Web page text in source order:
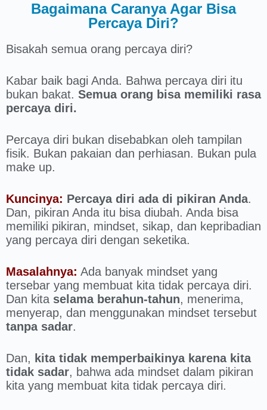
Bagaimana Caranya Agar Bisa
Percaya Diri?
Bisakah semua orang percaya diri?
Kabar baik bagi Anda. Bahwa percaya diri itu
bukan bakat. Semua orang bisa memiliki rasa
percaya diri.
Percaya diri bukan disebabkan oleh tampilan
fisik. Bukan pakaian dan perhiasan. Bukan pula
make up.
Kuncinya: Percaya diri ada di pikiran Anda.
Dan, pikiran Anda itu bisa diubah. Anda bisa
memiliki pikiran, mindset, sikap, dan kepribadian
yang percaya diri dengan seketika.
Masalahnya: Ada banyak mindset yang
tersebar yang membuat kita tidak percaya diri.
Dan kita selama berahun-tahun, menerima,
menyerap, dan menggunakan mindset tersebut
tanpa sadar.
Dan, kita tidak memperbaikinya karena kita
tidak sadar, bahwa ada mindset dalam pikiran
kita yang membuat kita tidak percaya diri.